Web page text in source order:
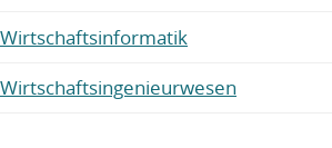
Wirtschaftsinformatik
Wirtschaftsingenieurwesen